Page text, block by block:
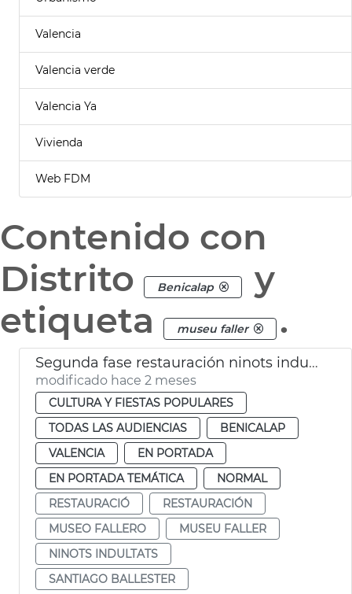
Valencia
Valencia verde
Valencia Ya
Vivienda
Web FDM
Contenido con
Distrito
Benicalap
y
etiqueta
museu faller .
Segunda fase restauración ninots indultats Museo Fallero València
modificado hace 2 meses
CULTURA Y FIESTAS POPULARES
TODAS LAS AUDIENCIAS
BENICALAP
VALENCIA
EN PORTADA
EN PORTADA TEMÁTICA
NORMAL
RESTAURACIÓ
RESTAURACIÓN
MUSEO FALLERO
MUSEU FALLER
NINOTS INDULTATS
SANTIAGO BALLESTER